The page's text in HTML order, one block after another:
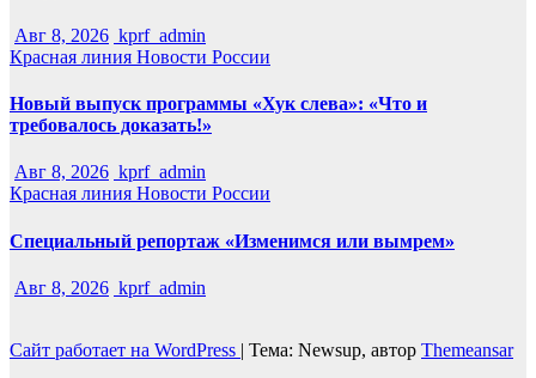
Авг 8, 2026 kprf_admin
Красная линия Новости России
Новый выпуск программы «Хук слева»: «Что и
требовалось доказать!»
Авг 8, 2026 kprf_admin
Красная линия Новости России
Специальный репортаж «Изменимся или вымрем»
Авг 8, 2026 kprf_admin
Сайт работает на WordPress | Тема: Newsup, автор Themeansar